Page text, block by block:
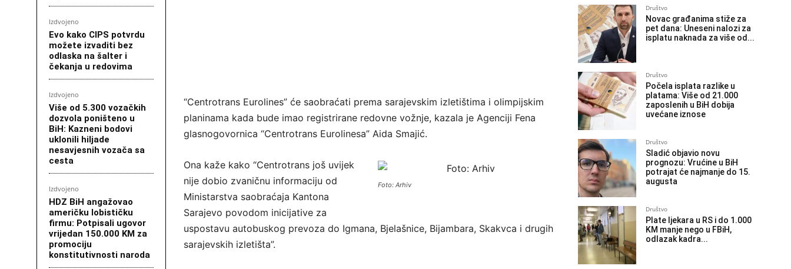
Izdvojeno
Evo kako CIPS potvrdu
možete izvaditi bez
odlaska na šalter i
čekanja u redovima
Izdvojeno
Više od 5.300 vozačkih
dozvola poništeno u
BiH: Kazneni bodovi
uklonili hiljade
nesavjesnih vozača sa
cesta
Izdvojeno
HDZ BiH angažovao
američku lobističku
firmu: Potpisali ugovor
vrijedan 150.000 KM za
promociju
konstitutivnosti naroda
“Centrotrans Eurolines” će saobraćati prema sarajevskim izletištima i olimpijskim
planinama kada bude imao registrirane redovne vožnje, kazala je Agenciji Fena
glasnogovornica “Centrotrans Eurolinesa” Aida Smajić.
Foto: Arhiv
Ona kaže kako “Centrotrans još uvijek
nije dobio zvaničnu informaciju od
Ministarstva saobraćaja Kantona
Sarajevo povodom inicijative za
uspostavu autobuskog prevoza do Igmana, Bjelašnice, Bijambara, Skakvca i drugih
sarajevskih izletišta”.
Društvo
Novac građanima stiže za
pet dana: Uneseni nalozi za
isplatu naknada za više od...
Društvo
Počela isplata razlike u
platama: Više od 21.000
zaposlenih u BiH dobija
uvećane iznose
Društvo
Sladić objavio novu
prognozu: Vrućine u BiH
potrajat će najmanje do 15.
augusta
Društvo
Plate ljekara u RS i do 1.000
KM manje nego u FBiH,
odlazak kadra...